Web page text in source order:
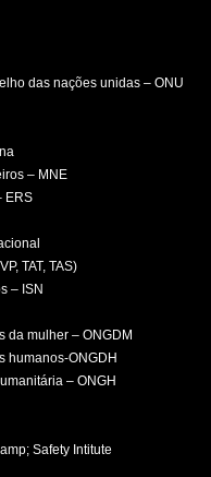
das nações unidas – ONU
– MNE
ERS
TAT, TAS)
– ISN
da mulher – ONGDM
humanos-ONGDH
– ONGH
Safety Intitute